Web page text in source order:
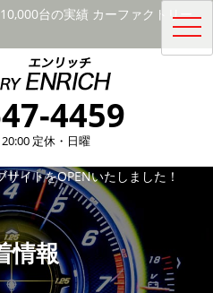
台の実績 カーファクトリー
4459
定休・日曜
サイトをOPENいたしました！
情報